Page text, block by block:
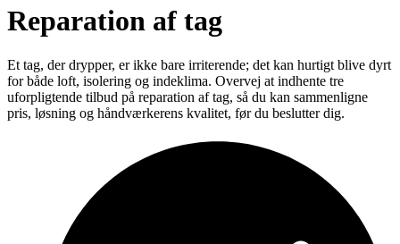
Reparation af tag
Et tag, der drypper, er ikke bare irriterende; det kan hurtigt blive dyrt
for både loft, isolering og indeklima. Overvej at indhente tre
uforpligtende tilbud på reparation af tag, så du kan sammenligne
pris, løsning og håndværkerens kvalitet, før du beslutter dig.